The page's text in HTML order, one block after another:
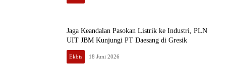
Jaga Keandalan Pasokan Listrik ke Industri, PLN
UIT JBM Kunjungi PT Daesang di Gresik
Ekbis 18 Juni 2026